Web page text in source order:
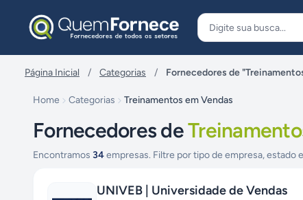
Página Inicial / Categorias / Fornecedores de
Home Categorias Treinamentos em Vendas
Fornecedores de
Encontramos 34empresas. Filtre por tipo de empresa, estado
UNIVEB | Universidade de Vendas